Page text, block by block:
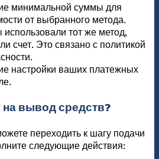
минимальной суммы для
от выбранного метода.
использовали тот же метод,
счет. Это связано с политикой
настройки ваших платежных
на вывод средств?
переходить к шагу подачи
следующие действия: